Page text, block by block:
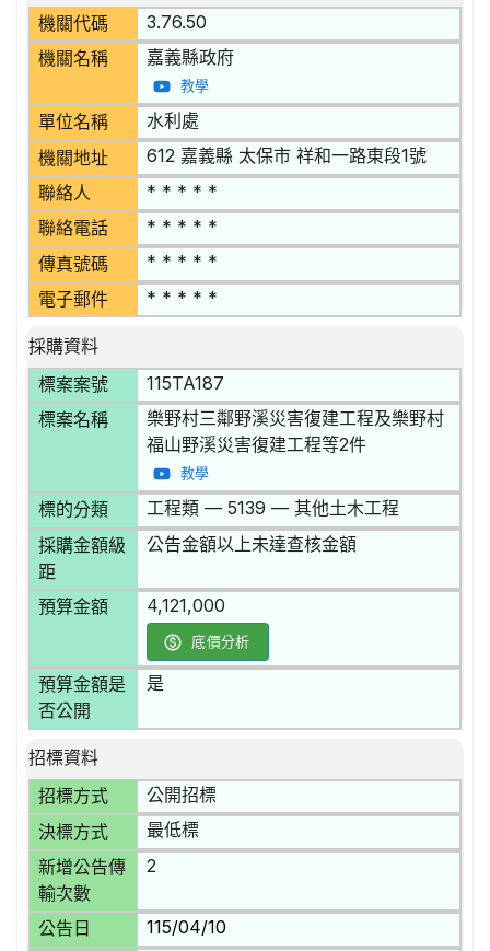
機關代碼
3.76.50
機關名稱 嘉義縣政府
教學
單位名稱 水利處
機關地址 612 嘉義縣 太保市 祥和一路東段1號
聯絡人 * * * * *
聯絡電話 * * * * *
傳真號碼 * * * * *
電子郵件 * * * * *
採購資料
標案案號
115TA187
標案名稱
樂野村三鄰野溪災害復建工程及樂野村
福山野溪災害復建工程等2件
教學
標的分類 工程類 — 5139 — 其他土木工程
採購金額級
距
公告金額以上未達查核金額
預算金額 4,121,000
底價分析
預算金額是
否公開
是
招標資料
招標方式
公開招標
決標方式 最低標
新增公告傳
輸次數
2
公告日 115/04/10